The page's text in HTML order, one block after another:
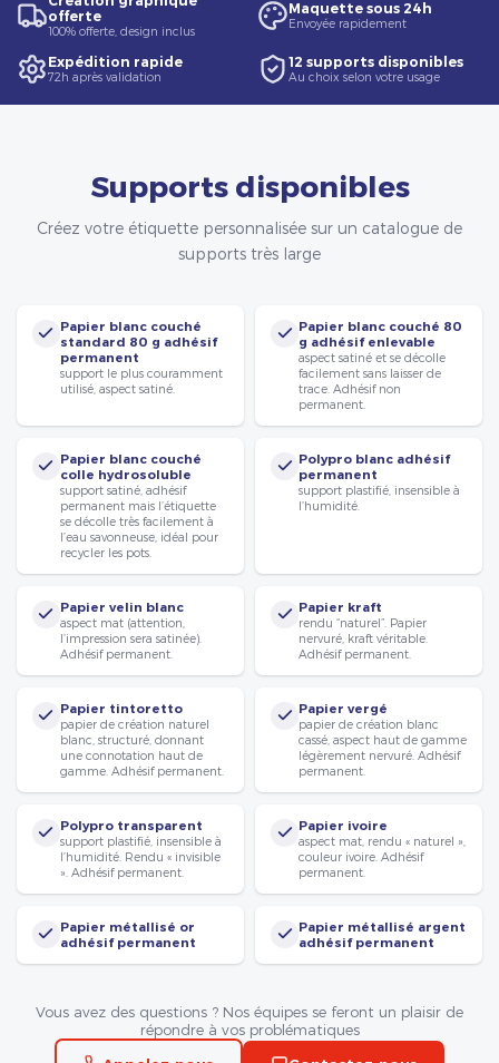
offerte
100% offerte, design inclus
Maquette sous 24h
Envoyée rapidement
Expédition rapide
72h après validation
12 supports disponibles
Au choix selon votre usage
Supports disponibles
Créez votre étiquette personnalisée sur un catalogue de
supports très large
Papier blanc couché
standard 80 g adhésif
permanent
support le plus couramment
utilisé, aspect satiné.
Papier blanc couché 80
g adhésif enlevable
aspect satiné et se décolle
facilement sans laisser de
trace. Adhésif non
permanent.
Papier blanc couché
colle hydrosoluble
support satiné, adhésif
permanent mais l’étiquette
se décolle très facilement à
l’eau savonneuse, idéal pour
recycler les pots.
Polypro blanc adhésif
permanent
support plastifié, insensible à
l’humidité.
Papier velin blanc
aspect mat (attention,
l’impression sera satinée).
Adhésif permanent.
Papier kraft
rendu “naturel”. Papier
nervuré, kraft véritable.
Adhésif permanent.
Papier tintoretto
papier de création naturel
blanc, structuré, donnant
une connotation haut de
gamme. Adhésif permanent.
Papier vergé
papier de création blanc
cassé, aspect haut de gamme
légèrement nervuré. Adhésif
permanent.
Polypro transparent
support plastifié, insensible à
l’humidité. Rendu « invisible
». Adhésif permanent.
Papier ivoire
aspect mat, rendu « naturel »,
couleur ivoire. Adhésif
permanent.
Papier métallisé or
adhésif permanent
Papier métallisé argent
adhésif permanent
Vous avez des questions ? Nos équipes se feront un plaisir de
répondre à vos problématiques